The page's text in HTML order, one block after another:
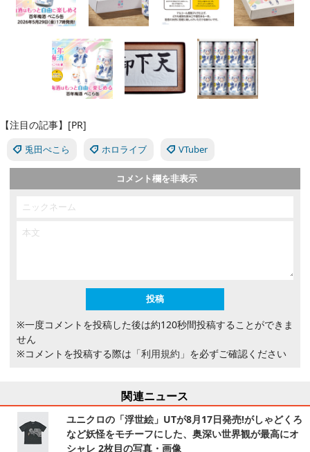
【注目の記事】[PR]
兎田ぺこら ホロライブ VTuber
コメント欄を非表示
※一度コメントを投稿した後は約120秒間投稿することができま
せん
※コメントを投稿する際は 「利用規約」 を必ずご確認ください
関連ニュース
ユニクロの「浮世絵」UTが8月17日発売!がしゃどくろ
など妖怪をモチーフにした、奥深い世界観が最高にオ
シャレ 2枚目の写真・画像